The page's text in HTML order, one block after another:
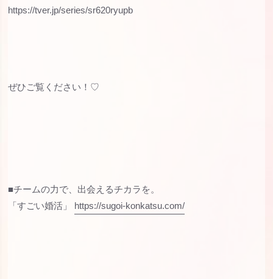
https://tver.jp/series/sr620ryupb
ぜひご覧ください！♡
■チームの力で、出会えるチカラを。
「すごい婚活」 https://sugoi-konkatsu.com/